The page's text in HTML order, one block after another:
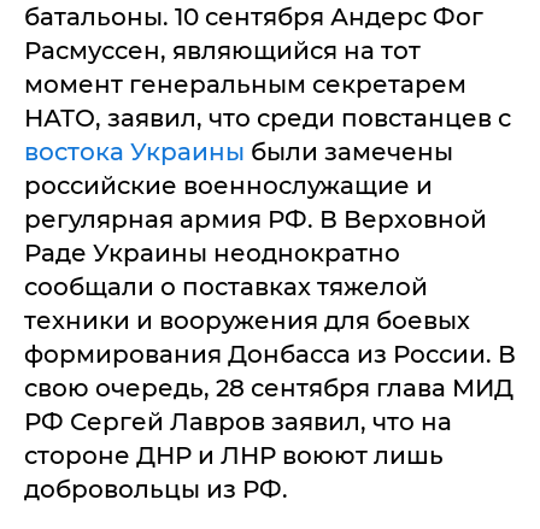
батальоны. 10 сентября Андерс Фог
Расмуссен, являющийся на тот
момент генеральным секретарем
НАТО, заявил, что среди повстанцев с
востока Украины были замечены
российские военнослужащие и
регулярная армия РФ. В Верховной
Раде Украины неоднократно
сообщали о поставках тяжелой
техники и вооружения для боевых
формирования Донбасса из России. В
свою очередь, 28 сентября глава МИД
РФ Сергей Лавров заявил, что на
стороне ДНР и ЛНР воюют лишь
добровольцы из РФ.